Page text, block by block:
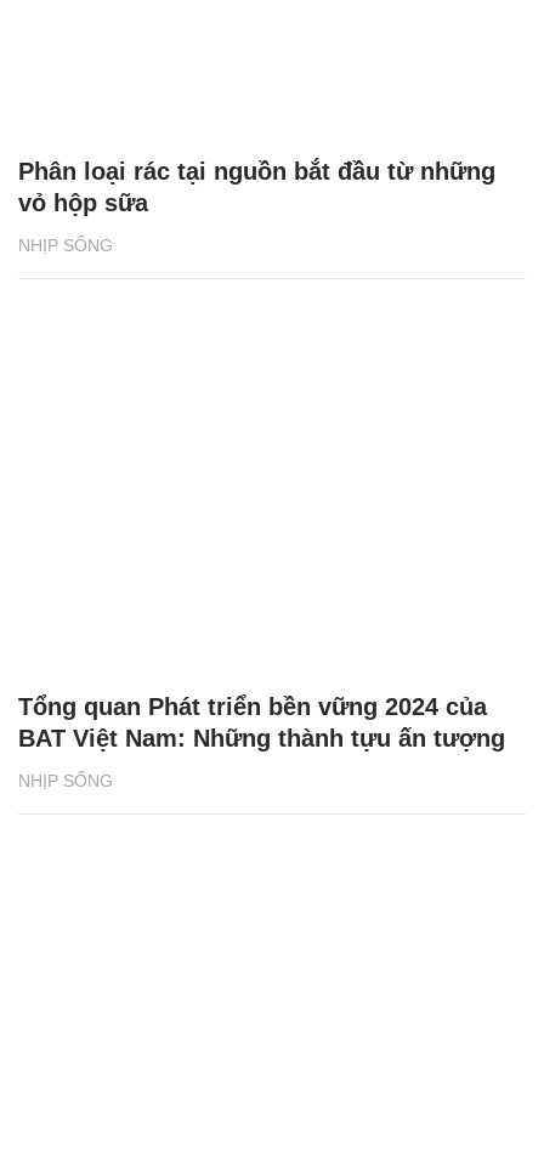
NHỊP SỐNG
Phân loại rác tại nguồn bắt đầu từ những
vỏ hộp sữa
NHỊP SỐNG
Tổng quan Phát triển bền vững 2024 của
BAT Việt Nam: Những thành tựu ấn tượng